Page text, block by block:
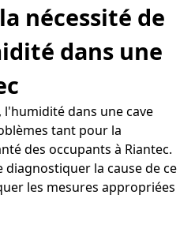
nécessité de
dans une
l'humidité dans une cave
tant pour la
des occupants à Riantec.
la cause de ce
les mesures appropriées